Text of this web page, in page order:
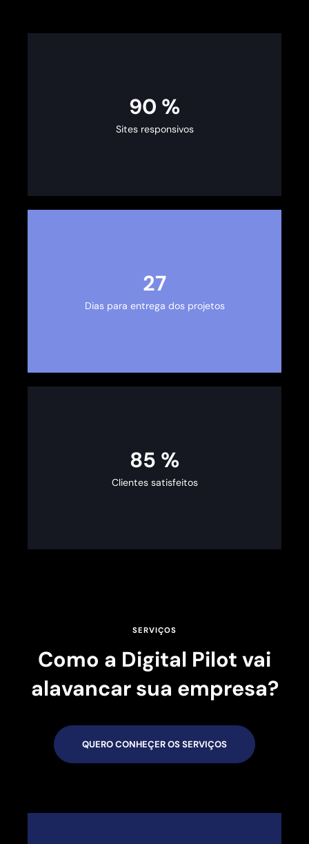
100 %
Sites responsivos
30
Dias para entrega dos projetos
98 %
Clientes satisfeitos
SERVIÇOS
Como a Digital Pilot vai
alavancar sua empresa?
QUERO CONHEÇER OS SERVIÇOS